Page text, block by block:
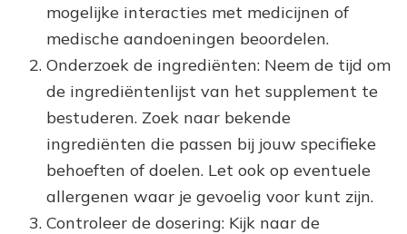
mogelijke interacties met medicijnen of
medische aandoeningen beoordelen.
Onderzoek de ingrediënten: Neem de tijd om
de ingrediëntenlijst van het supplement te
bestuderen. Zoek naar bekende
ingrediënten die passen bij jouw specifieke
behoeften of doelen. Let ook op eventuele
allergenen waar je gevoelig voor kunt zijn.
Controleer de dosering: Kijk naar de